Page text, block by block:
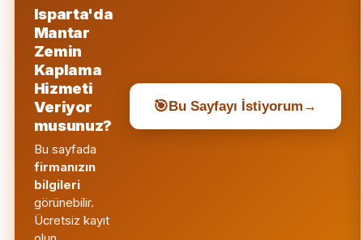
Isparta'da
Mantar
Zemin
Kaplama
Hizmeti
Veriyor
musunuz?
Bu sayfada
firmanızın
bilgileri
görünebilir.
Ücretsiz kayıt
🎯Bu Sayfayı İstiyorum →